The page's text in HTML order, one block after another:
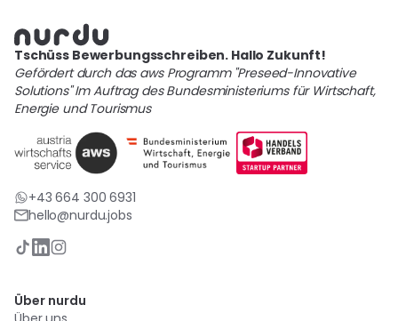
Tschüss Bewerbungsschreiben. Hallo Zukunft!
Gefördert durch das aws Programm "Preseed-Innovative
Solutions" Im Auftrag des Bundesministeriums für Wirtschaft,
Energie und Tourismus
+43 664 300 6931
hello@nurdu.jobs
Über nurdu